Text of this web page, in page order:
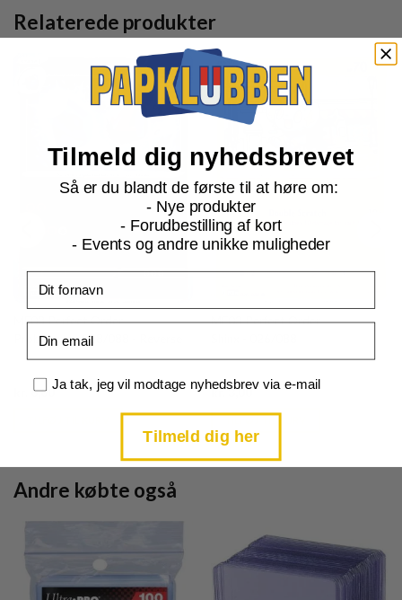
Relaterede produkter
ME03 Perfect Order
Probopass - 038/088 - Reverse
6,00Current
ME03 Perfect Order
kr.3,00Current
is:
Andre købte også
Tilmeld dig nyhedsbrevet
Så er du blandt de første til at høre om:
- Nye produkter
- Forudbestilling af kort
- Events og andre unikke muligheder
Samtykke
Ja tak, jeg vil modtage nyhedsbrev via e-mail
Tilmeld dig her